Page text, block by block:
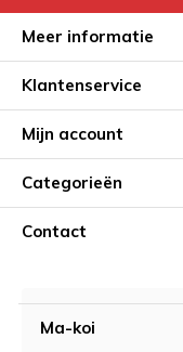
Meer informatie
Klantenservice
Mijn account
Categorieën
Contact
Ma-koi